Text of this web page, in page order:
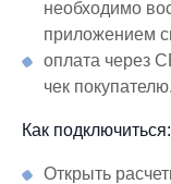
необходимо
приложением
оплата через
чек покупателю.
Как подключиться:
Открыть